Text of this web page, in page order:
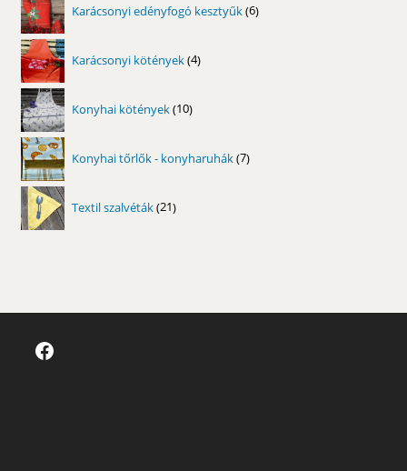
Karácsonyi edényfogó kesztyűk 6
termék
Karácsonyi kötények 4
termék
Konyhai kötények 10
termék
Konyhai tőrlők - konyharuhák 7
termék
Textil szalvéták 21
termék
Facebook